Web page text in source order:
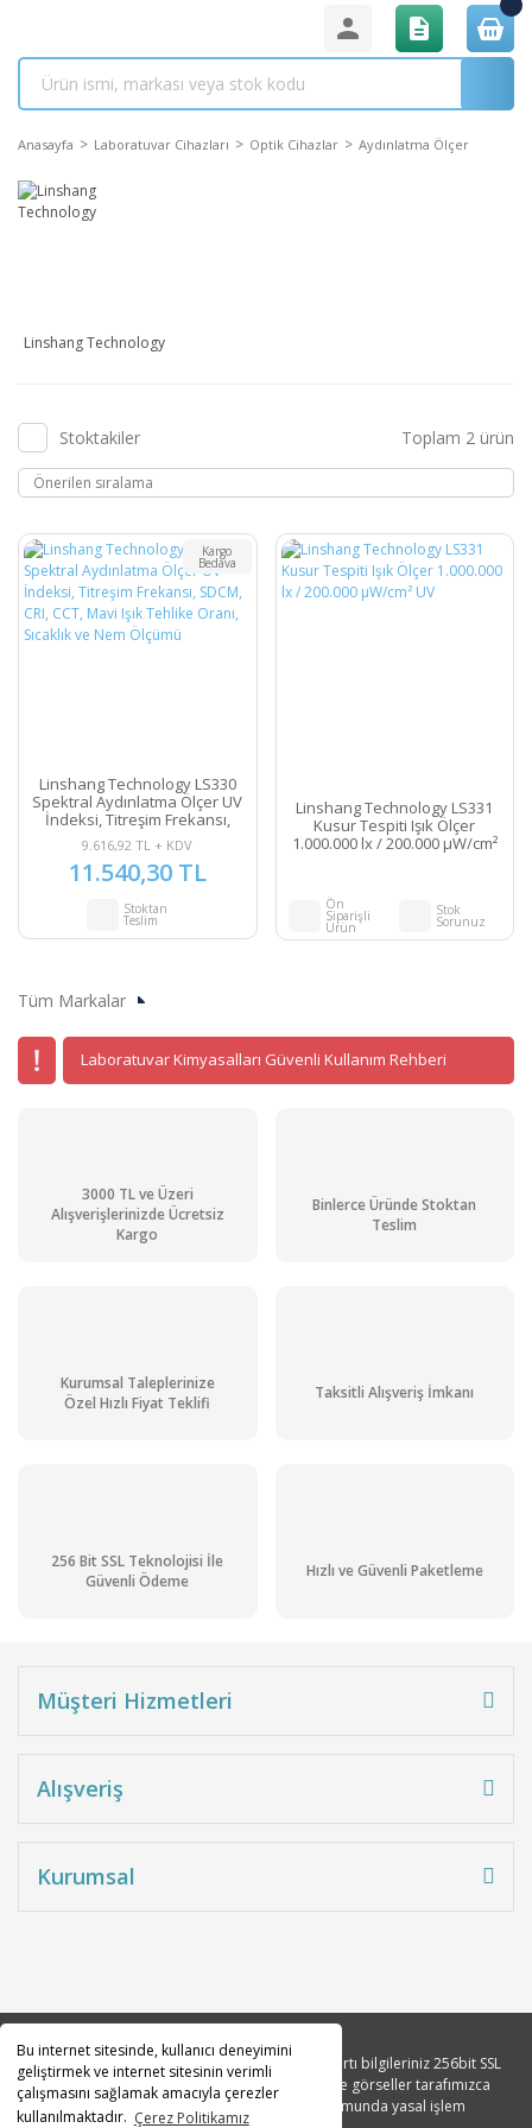
Bu internet sitesinde, kullanıcı deneyimini
geliştirmek ve internet sitesinin verimli
çalışmasını sağlamak amacıyla çerezler
kullanılmaktadır. Çerez Politikamız
Anasayfa Laboratuvar Cihazları Optik Cihazlar Aydınlatma Ölçer
Linshang Technology
Stoktakiler Toplam 2 ürün
Kargo
Bedava
Linshang Technology LS330
Spektral Aydınlatma Ölçer UV
İndeksi, Titreşim Frekansı,
SDCM, CRI, CCT, Mavi Işık
Tehlike Oranı, Sıcaklık ve Nem
Ölçümü
9.616,92 TL + KDV
11.540,30 TL
Stoktan
Teslim
Linshang Technology LS331
Kusur Tespiti Işık Ölçer
1.000.000 lx / 200.000 μW/cm²
Ön
Siparişli
Ürün
Stok
Sorunuz
Tüm Markalar
Laboratuvar Kimyasalları Güvenli Kullanım Rehberi
3000 TL ve Üzeri
Alışverişlerinizde Ücretsiz
Kargo
Binlerce Üründe Stoktan
Teslim
Kurumsal Taleplerinize
Özel Hızlı Fiyat Teklifi
Taksitli Alışveriş İmkanı
256 Bit SSL Teknolojisi İle
Güvenli Ödeme
Hızlı ve Güvenli Paketleme
Müşteri Hizmetleri
Alışveriş
Kurumsal
Copyright 2010© Tüm hakları saklıdır. Kredi kartı bilgileriniz 256bit SSL
sertifikası ile korunmaktadır. Tüm açıklama ve görseller tarafımızca
tasarlanmıştır. İzinsiz kopyalanması durumunda yasal işlem